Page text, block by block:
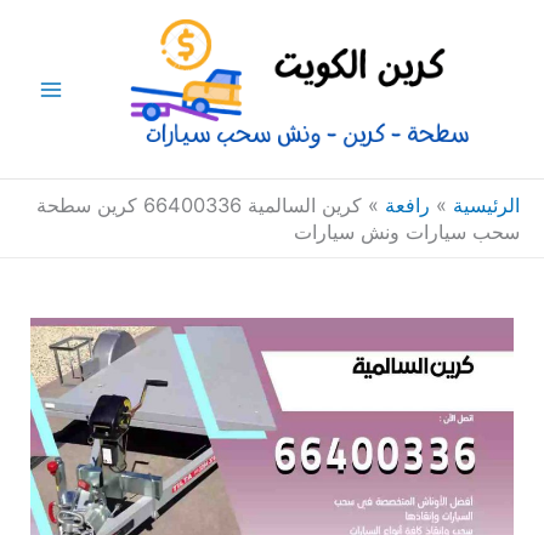
الرئيسية » رافعة »
كرين السالمية 66400336 كرين سطحة
سحب سيارات ونش سيارات